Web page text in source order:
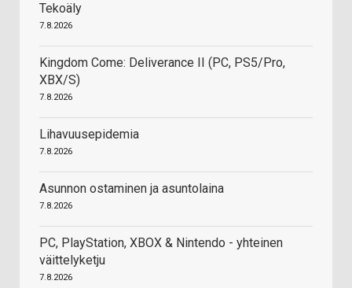
Tekoäly
7.8.2026
Kingdom Come: Deliverance II (PC, PS5/Pro,
XBX/S)
7.8.2026
Lihavuusepidemia
7.8.2026
Asunnon ostaminen ja asuntolaina
7.8.2026
PC, PlayStation, XBOX & Nintendo - yhteinen
väittelyketju
7.8.2026